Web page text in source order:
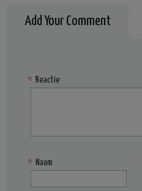
Add Your Comment
Reactie
*
Naam
*